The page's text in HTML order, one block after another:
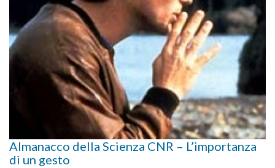
Almanacco della Scienza CNR – L’importanza
di un gesto